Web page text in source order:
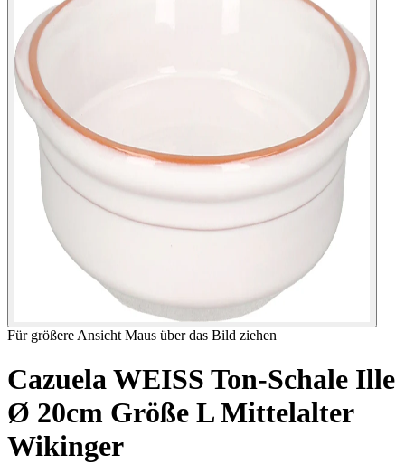
Für größere Ansicht Maus über das Bild ziehen
Cazuela WEISS Ton-Schale Ille
Ø 20cm Größe L Mittelalter
Wikinger